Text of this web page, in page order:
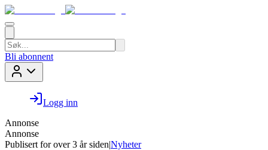
Bli abonnent
Logg inn
Annonse
Annonse
Publisert for over 3 år siden|Nyheter